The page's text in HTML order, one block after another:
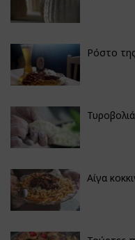
Ρόστο
Αίγα